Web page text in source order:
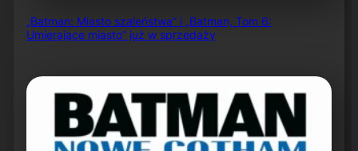
„Batman: Miasto szaleństwa” i „Batman, Tom 6:
Umierające miasto” już w sprzedaży